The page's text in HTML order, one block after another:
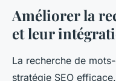
Améliorer la
et leur
La recherche de
stratégie SEO